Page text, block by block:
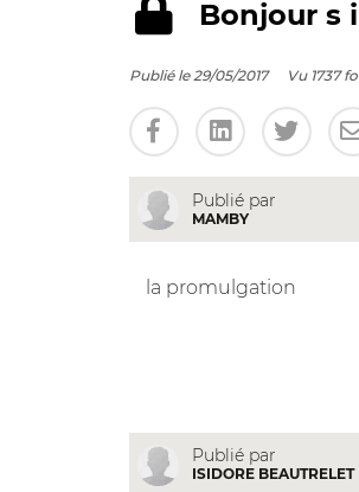
Bonjour s
Publié le 29/05/2017 Vu 1737
Publié par
MAMBY
la promulgation
Publié par
ISIDORE BEAUTRELET